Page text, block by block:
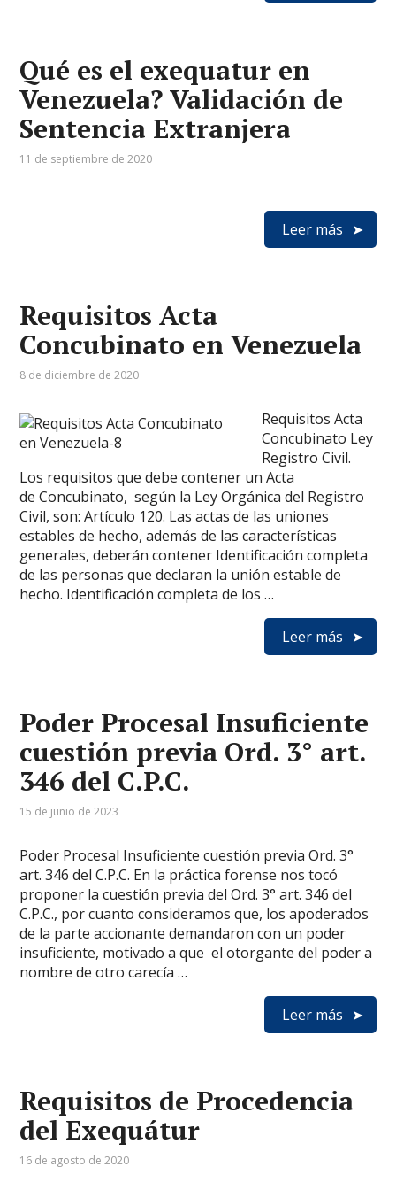
Qué es el exequatur en
Venezuela? Validación de
Sentencia Extranjera
11 de septiembre de 2020
Leer más
Requisitos Acta
Concubinato en Venezuela
8 de diciembre de 2020
Requisitos Acta
Concubinato Ley
Registro Civil.
Los requisitos que debe contener un Acta
de Concubinato, según la Ley Orgánica del Registro
Civil, son: Artículo 120. Las actas de las uniones
estables de hecho, además de las características
generales, deberán contener Identificación completa
de las personas que declaran la unión estable de
hecho. Identificación completa de los …
Leer más
Poder Procesal Insuficiente
cuestión previa Ord. 3° art.
346 del C.P.C.
15 de junio de 2023
Poder Procesal Insuficiente cuestión previa Ord. 3°
art. 346 del C.P.C. En la práctica forense nos tocó
proponer la cuestión previa del Ord. 3° art. 346 del
C.P.C., por cuanto consideramos que, los apoderados
de la parte accionante demandaron con un poder
insuficiente, motivado a que el otorgante del poder a
nombre de otro carecía …
Leer más
Requisitos de Procedencia
del Exequátur
16 de agosto de 2020